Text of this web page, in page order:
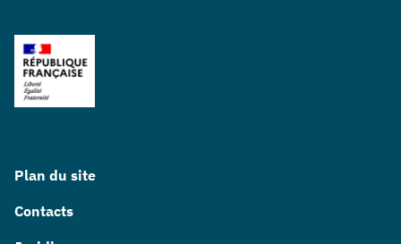
Plan du site
Contacts